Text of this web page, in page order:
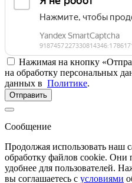
Нажимая на кнопку
на обработку персональных
данных в Политике.
Отправить
Сообщение
Продолжая использовать наш
обработку файлов cookie. Они
удобнее для пользователей.
вы соглашаетесь с условиями